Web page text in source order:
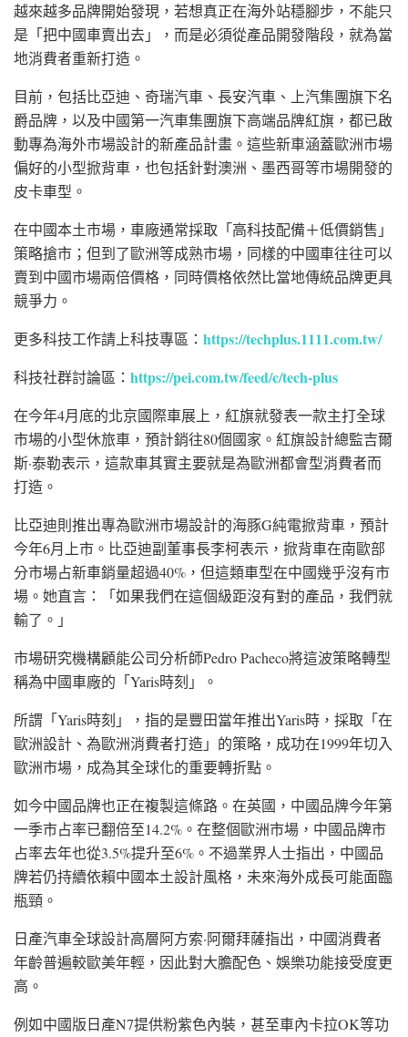
越來越多品牌開始發現，若想真正在海外站穩腳步，不能只
是「把中國車賣出去」，而是必須從產品開發階段，就為當
地消費者重新打造。
目前，包括比亞迪 、 奇瑞汽車 、 長安汽車 、 上汽集團旗下名
爵品牌，以及中國第一汽車集團旗下高端品牌紅旗 ，都已啟
動專為海外市場設計的新產品計畫。這些新車涵蓋歐洲市場
偏好的小型掀背車，也包括針對澳洲 、 墨西哥等市場開發的
皮卡車型。
在中國本土市場，車廠通常採取「高科技配備＋低價銷售」
策略搶市；但到了歐洲等成熟市場，同樣的中國車往往可以
賣到中國市場兩倍價格，同時價格依然比當地傳統品牌更具
競爭力。
更多科技工作請上科技專區： https://techplus.1111.com.tw/
科技社群討論區： https://pei.com.tw/feed/c/tech-plus
在今年4月底的北京國際車展上，紅旗就發表一款主打全球
市場的小型休旅車，預計銷往80個國家。紅旗設計總監吉爾
斯·泰勒表示，這款車其實主要就是為歐洲都會型消費者而
打造。
比亞迪則推出專為歐洲市場設計的海豚G純電掀背車，預計
今年6月上市。比亞迪副董事長李柯表示，掀背車在南歐部
分市場占新車銷量超過40%，但這類車型在中國幾乎沒有市
場。她直言：「如果我們在這個級距沒有對的產品，我們就
輸了。」
市場研究機構顧能公司分析師Pedro Pacheco將這波策略轉型
稱為中國車廠的「Yaris時刻」。
所謂「Yaris時刻」，指的是豐田當年推出Yaris時，採取「在
歐洲設計、為歐洲消費者打造」的策略，成功在1999年切入
歐洲市場，成為其全球化的重要轉折點。
如今中國品牌也正在複製這條路。在英國 ，中國品牌今年第
一季市占率已翻倍至14.2%。在整個歐洲市場，中國品牌市
占率去年也從3.5%提升至6%。不過業界人士指出，中國品
牌若仍持續依賴中國本土設計風格，未來海外成長可能面臨
瓶頸。
日產汽車全球設計高層阿方索·阿爾拜薩指出，中國消費者
年齡普遍較歐美年輕，因此對大膽配色、娛樂功能接受度更
高。
例如中國版日產N7提供粉紫色內裝，甚至車內卡拉OK等功